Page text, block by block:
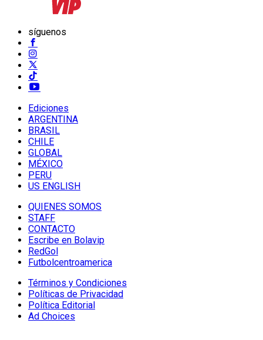
síguenos
Ediciones
ARGENTINA
BRASIL
CHILE
GLOBAL
MÉXICO
PERU
US ENGLISH
QUIENES SOMOS
STAFF
CONTACTO
Escribe en Bolavip
RedGol
Futbolcentroamerica
Términos y Condiciones
Políticas de Privacidad
Política Editorial
Ad Choices